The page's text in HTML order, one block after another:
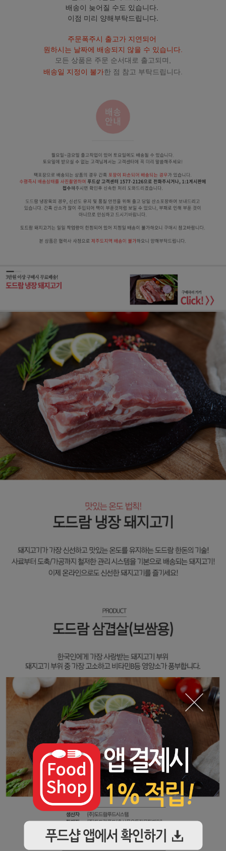
배송이 늦어질 수도 있습니다.
이점 미리 양해부탁드립니다.
주문폭주시 출고가 지연되어
원하시는 날짜에 배송되지 않을 수 있습니다.
모든 상품은 주문 순서대로 출고되며,
배송일 지정이 불가한 점 참고 부탁드립니다.